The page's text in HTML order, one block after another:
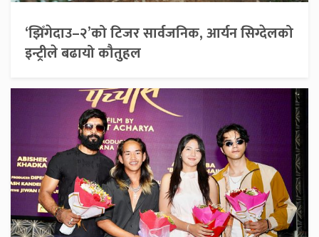
‘झिँगेदाउ–२’को टिजर सार्वजनिक, आर्यन सिग्देलको
इन्ट्रीले बढायो कौतुहल